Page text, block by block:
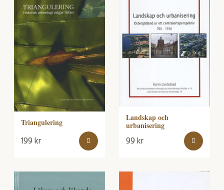
Triangulering
199kr
Landskap och
urbanisering
99kr